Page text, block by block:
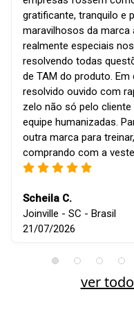
gratificante, tranquilo e
maravilhosos da
realmente especiais
resolvendo todas
de TAM do produto.
resolvido ouvido com
zelo não só pelo
equipe humanizadas.
outra marca para
comprando com a
Scheila C.
Joinville - SC - Brasil
21/07/2026
ver